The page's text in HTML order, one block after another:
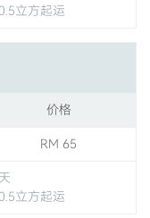
立方起运
价格
RM 65
立方起运